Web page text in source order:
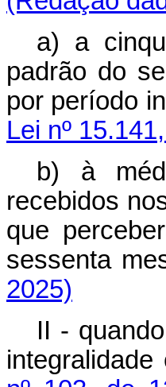
a) a
padrão do
por período
Lei nº
b) à
recebidos
que
sessenta
2025)
II -